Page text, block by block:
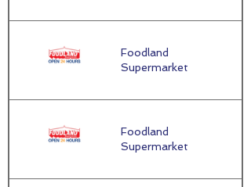
Foodland
Supermarket
Foodland
Supermarket